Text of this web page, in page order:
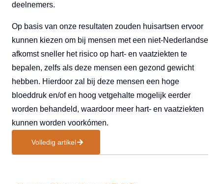
deelnemers.
Op basis van onze resultaten zouden huisartsen ervoor
kunnen kiezen om bij mensen met een niet-Nederlandse
afkomst sneller het risico op hart- en vaatziekten te
bepalen, zelfs als deze mensen een gezond gewicht
hebben. Hierdoor zal bij deze mensen een hoge
bloeddruk en/of en hoog vetgehalte mogelijk eerder
worden behandeld, waardoor meer hart- en vaatziekten
kunnen worden voorkómen.
Volledig artikel